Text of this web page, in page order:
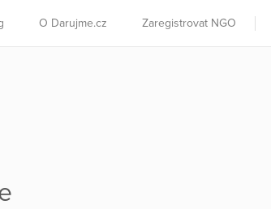
O Darujme.cz Zaregistrovat NGO